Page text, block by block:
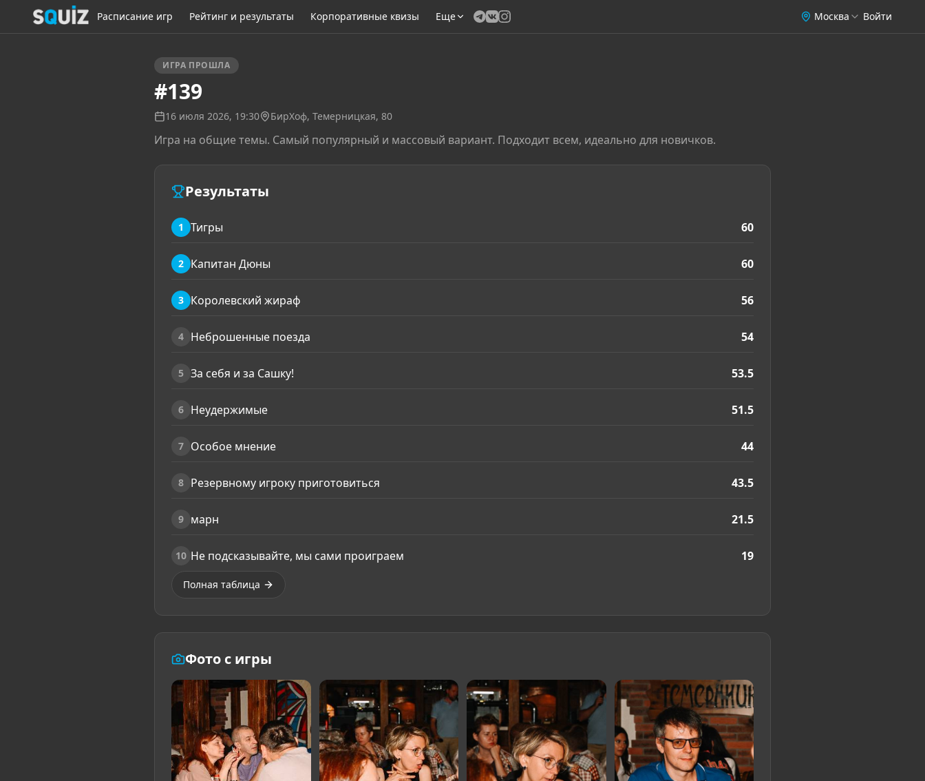
Расписание игр Рейтинг и результаты Корпоративные квизы Еще Москва Войти
ИГРА ПРОШЛА
#139
16 июля 2026, 19:30 БирХоф, Темерницкая, 80
Игра на общие темы. Самый популярный и массовый вариант. Подходит всем, идеально для новичков.
Результаты
1 Тигры 60
2 Капитан Дюны 60
3 Королевский жираф 56
4 Неброшенные поезда 54
5 За себя и за Сашку! 53.5
6 Неудержимые 51.5
7 Особое мнение 44
8 Резервному игроку приготовиться 43.5
9 марн 21.5
10 Не подсказывайте, мы сами проиграем 19
Полная таблица
Фото с игры